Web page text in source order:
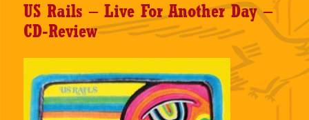
US Rails – Live For Another Day –
CD-Review